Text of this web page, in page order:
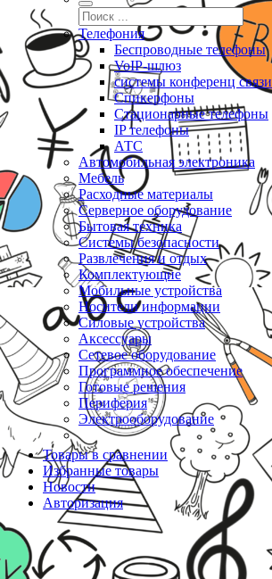
Телефония
Беспроводные телефоны
VoIP-шлюз
системы конференц связи
Спикерфоны
Стационарные телефоны
IP телефоны
АТС
Автомобильная электроника
Мебель
Расходные материалы
Серверное оборудование
Бытовая техника
Системы безопасности
Развлечения и отдых
Комплектующие
Мобильные устройства
Носители информации
Силовые устройства
Аксессуары
Сетевое оборудование
Программное обеспечение
Готовые решения
Периферия
Электрооборудование
Товары в сравнении
Избранные товары
Новости
Авторизация